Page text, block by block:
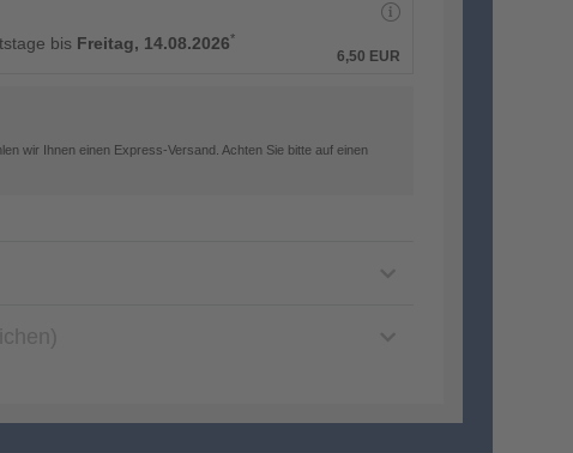
bis Freitag, 14.08.2026*
6,50 EUR
wir Ihnen einen Express-Versand. Achten Sie bitte auf einen